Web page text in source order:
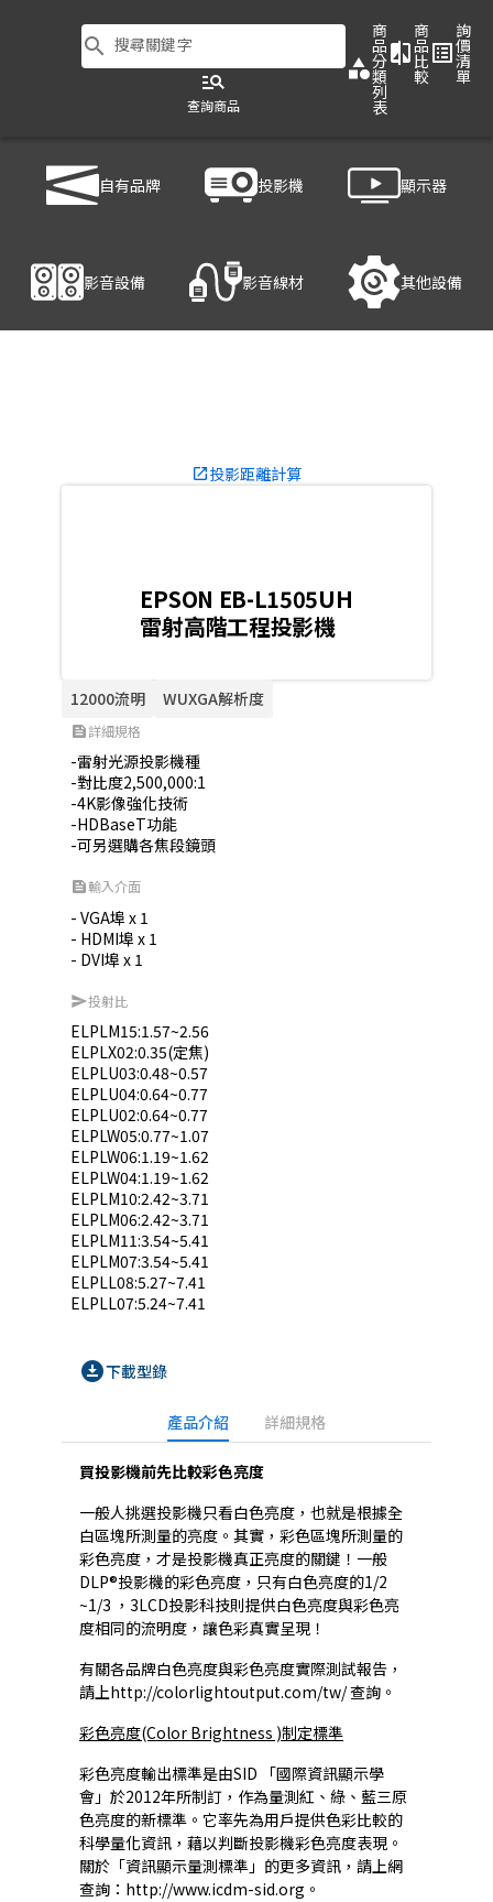
search 搜尋關鍵字
manage_search
查詢商品
category
商
品
分
類
列
表
compare
商
品
比
較
list_alt
詢
價
清
單
自有品牌 投影機 顯示器
影音設備 影音線材 其他設備
產品細節
launch投影距離計算
EPSON EB-L1505UH
雷射高階工程投影機
12000流明 WUXGA解析度
feed詳細規格
-雷射光源投影機種
-對比度2,500,000:1
-4K影像強化技術
-HDBaseT功能
-可另選購各焦段鏡頭
feed輸入介面
- VGA埠 x 1
- HDMI埠 x 1
- DVI埠 x 1
send投射比
ELPLM15:1.57~2.56
ELPLX02:0.35(定焦)
ELPLU03:0.48~0.57
ELPLU04:0.64~0.77
ELPLU02:0.64~0.77
ELPLW05:0.77~1.07
ELPLW06:1.19~1.62
ELPLW04:1.19~1.62
ELPLM10:2.42~3.71
ELPLM06:2.42~3.71
ELPLM11:3.54~5.41
ELPLM07:3.54~5.41
ELPLL08:5.27~7.41
ELPLL07:5.24~7.41
download_for_offline下載型錄
產品介紹 詳細規格
買投影機前先比較彩色亮度
一般人挑選投影機只看白色亮度，也就是根據全
白區塊所測量的亮度。其實，彩色區塊所測量的
彩色亮度，才是投影機真正亮度的關鍵！一般
DLP®投影機的彩色亮度，只有白色亮度的1/2
~1/3 ，3LCD投影科技則提供白色亮度與彩色亮
度相同的流明度，讓色彩真實呈現！
有關各品牌白色亮度與彩色亮度實際測試報告，
請上http://colorlightoutput.com/tw/ 查詢。
彩色亮度(Color Brightness )制定標準
彩色亮度輸出標準是由SID 「國際資訊顯示學
會」於2012年所制訂，作為量測紅、綠、藍三原
色亮度的新標準。它率先為用戶提供色彩比較的
科學量化資訊，藉以判斷投影機彩色亮度表現。
關於「資訊顯示量測標準」的更多資訊，請上網
查詢：http://www.icdm-sid.org。